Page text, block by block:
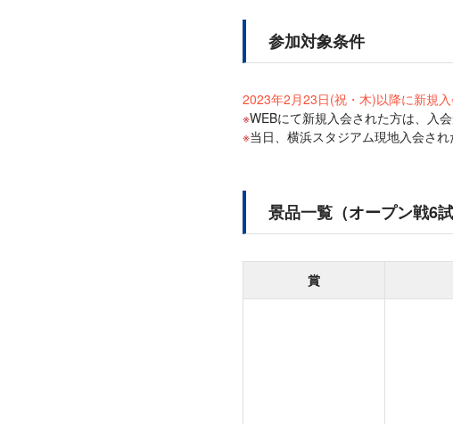
参加対象条件
2023年2月23日(祝・木)以降に新規
WEBにて新規入会された方は、入
当日、横浜スタジアム現地入会さ
景品一覧（オープン戦6試
賞